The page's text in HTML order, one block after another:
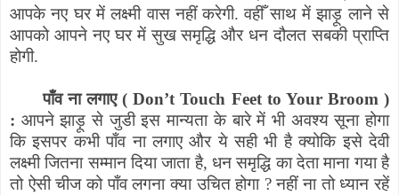
आपके नए घर में लक्ष्मी वास नहीं करेगी. वहीँ साथ में झाड़ू लाने से
आपको आपने नए घर में सुख समृद्धि और धन दौलत सबकी प्राप्ति
होगी.
पाँव ना लगाए ( Don’t Touch Feet to Your Broom)
: आपने झाड़ू से जुडी इस मान्यता के बारे में भी अवश्य सूना होगा
कि इसपर कभी पाँव ना लगाए और ये सही भी है क्योकि इसे देवी
लक्ष्मी जितना सम्मान दिया जाता है,धन समृद्धि का देता माना गया है
तो ऐसी चीज को पाँव लगना क्या उचित होगा ?नहीं ना तो ध्यान रहें